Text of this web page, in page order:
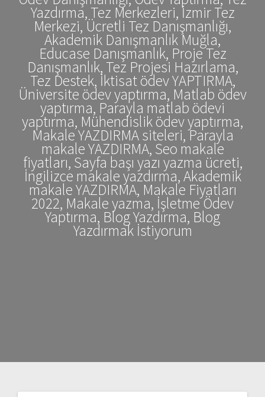
Yazdırma, Tez Merkezleri, İzmir Tez
Merkezi, Ücretli Tez Danışmanlığı,
Akademik Danışmanlık Muğla,
Educase Danışmanlık, Proje Tez
Danışmanlık, Tez Projesi Hazırlama,
Tez Destek, İktisat ödev YAPTIRMA,
Üniversite ödev yaptırma, Matlab ödev
yaptırma, Parayla matlab ödevi
yaptırma, Mühendislik ödev yaptırma,
Makale YAZDIRMA siteleri, Parayla
makale YAZDIRMA, Seo makale
fiyatları, Sayfa başı yazı yazma ücreti,
İngilizce makale yazdırma, Akademik
makale YAZDIRMA, Makale Fiyatları
2022, Makale yazma, İşletme Ödev
Yaptırma, Blog Yazdırma, Blog
Yazdırmak İstiyorum